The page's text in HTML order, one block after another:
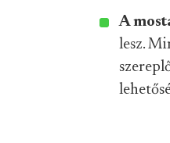
A
lesz.